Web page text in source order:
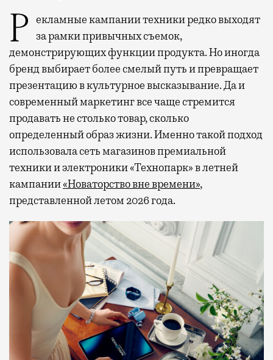
Рекламные кампании техники редко выходят
за рамки привычных съемок,
демонстрирующих функции продукта. Но иногда
бренд выбирает более смелый путь и превращает
презентацию в культурное высказывание. Да и
современный маркетинг все чаще стремится
продавать не столько товар, сколько
определенный образ жизни. Именно такой подход
использовала сеть магазинов премиальной
техники и электроники «Технопарк» в летней
кампании«Новаторство вне времени»,
представленной летом 2026 года.